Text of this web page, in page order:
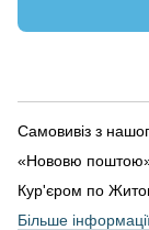
Самовивіз з
«Нововю поштою»
Кур'єром по
Більше